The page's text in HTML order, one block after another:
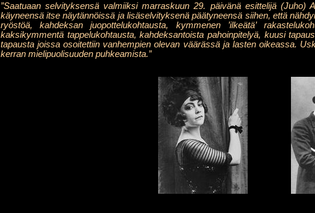
”Saatuaan selvityksensä valmiiksi marraskuun 29. päivänä esittelijä (Juho)
käyneensä itse näytännöissä ja lisäselvityksenä päätyneensä siihen, että
ryöstöä, kahdeksan juopottelukohtausta, kymmenen ’ilkeätä’
kaksikymmentä tappelukohtausta, kahdeksantoista pahoinpitelyä, kuusi
tapausta joissa osoitettiin vanhempien olevan väärässä ja lasten oikeassa.
kerran mielipuolisuuden puhkeamista.”